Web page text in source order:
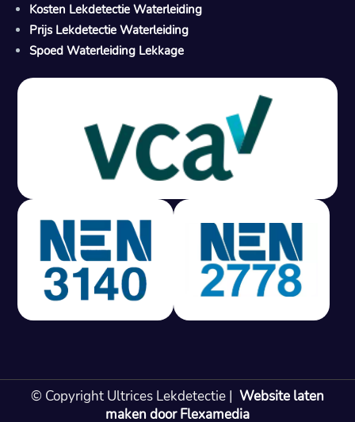
M
Gratis offerte in 24 uur
Geen lekkage? Geen betaling.
Vast tarief van € 395,- exc btw.
Rapport binnen 3 werkdagen.
100% RIsicovrij.
Vaak vergoed door verzekeraar.
Gratis offerte in 24 uur
Kosten Lekdetectie Waterleiding
Prijs Lekdetectie Waterleiding
Spoed Waterleiding Lekkage
© Copyright Ultrices Lekdetectie | Website laten
maken door Flexamedia